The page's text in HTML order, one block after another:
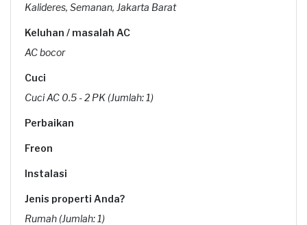
Kalideres, Semanan, Jakarta Barat
Keluhan / masalah AC
AC bocor
Cuci
Cuci AC 0.5 - 2 PK (Jumlah: 1)
Perbaikan
Freon
Instalasi
Jenis properti Anda?
Rumah (Jumlah: 1)